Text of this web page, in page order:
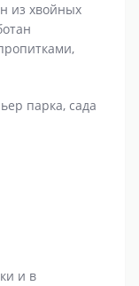
из хвойных
парка, сада
и в